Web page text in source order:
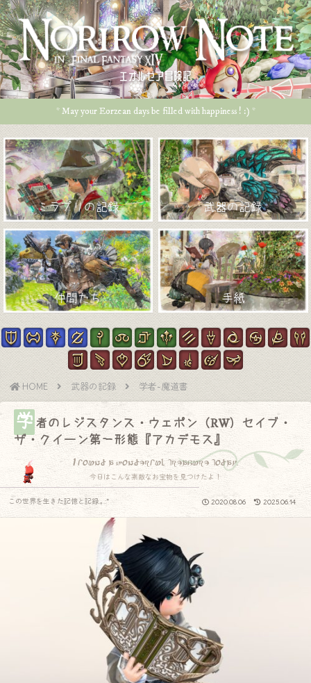
エオルゼア冒険記
* May your Eorzean days be filled with happiness ! :) *
ミラプリの記録 武器の記録
仲間たち 手紙
HOME 武器の記録 学者-魔道書
学 者のレジスタンス・ウェポン（RW）セイブ・
ザ・クイーン第一形態『アカデモス』
I found a wonderful treasure today.
今日はこんな素敵なお宝物を見つけたよ！
2020.08.06 2025.06.14
この世界を生きた記憶と記録.｡.:*